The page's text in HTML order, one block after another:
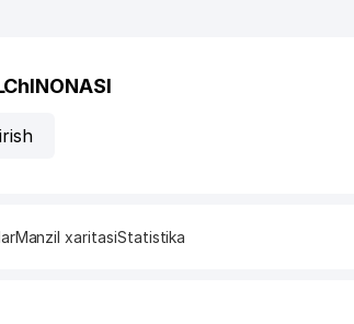
Manzil xaritasiStatistika